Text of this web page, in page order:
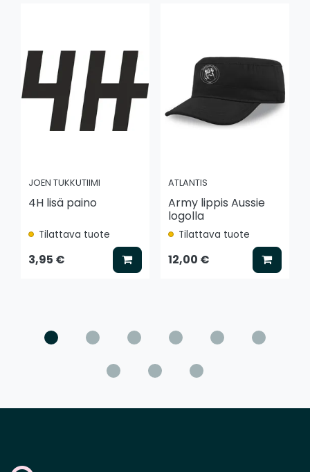
JOEN TUKKUTIIMI
4H lisä paino
Tilattava tuote
3,95 € Lisää koriin
ATLANTIS
Army lippis Aussie
logolla
Tilattava tuote
12,00 € Lisää